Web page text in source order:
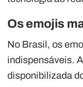
Os emojis
No Brasil, os
indispensáveis.
disponibilizada